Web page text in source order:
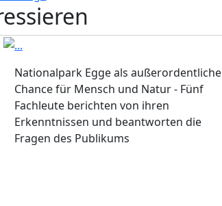
Nationalpark Egge als außerordentliche
Chance für Mensch und Natur - Fünf
Fachleute berichten von ihren
Erkenntnissen und beantworten die
Fragen des Publikums